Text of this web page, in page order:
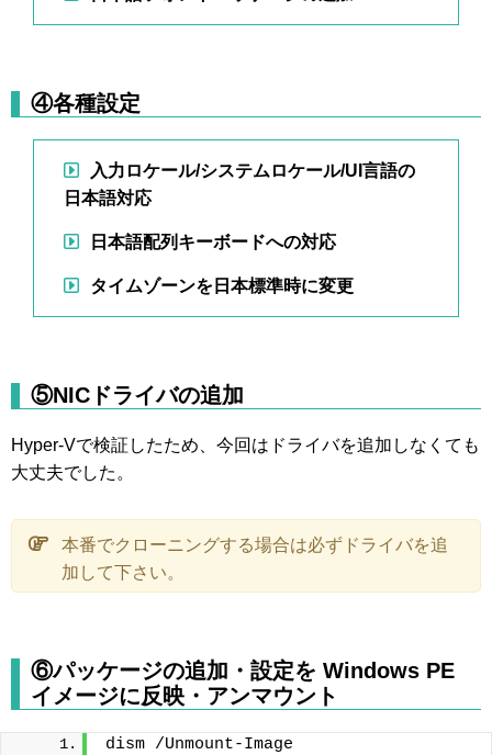
④各種設定
入力ロケール/システムロケール/UI言語の
日本語対応
日本語配列キーボードへの対応
タイムゾーンを日本標準時に変更
⑤NICドライバの追加
Hyper-Vで検証したため、今回はドライバを追加しなくても
大丈夫でした。
本番でクローニングする場合は必ずドライバを追
加して下さい。
⑥パッケージの追加・設定を Windows PE
イメージに反映・アンマウント
dism /Unmount-Image